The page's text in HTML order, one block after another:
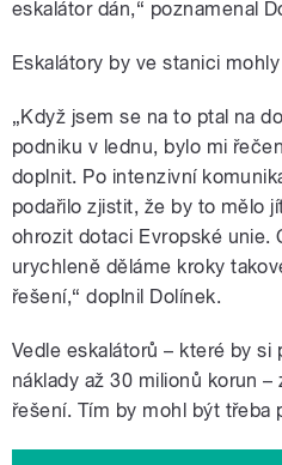
pause
eskalátor dán,“ poznamenal
Eskalátory by ve stanici
„Když jsem se na to ptal na
podniku v lednu, bylo mi
doplnit. Po intenzivní
podařilo zjistit, že by to mělo
ohrozit dotaci Evropské unie.
urychleně děláme kroky
řešení,“ doplnil Dolínek.
Vedle eskalátorů – které by si
náklady až 30 milionů korun –
řešení. Tím by mohl být třeba